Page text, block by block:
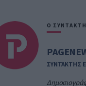
Ο
ΣΥΝΤΑΚΤΗΣ